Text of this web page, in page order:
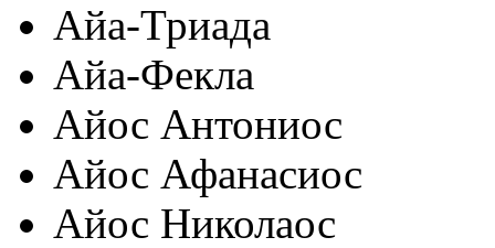
Айа-Триада
Айа-Фекла
Айос Антониос
Айос Афанасиос
Айос Николаос